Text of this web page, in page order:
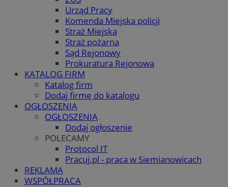
Urząd Pracy
Komenda Miejska policji
Straż Miejska
Straż pożarna
Sąd Rejonowy
Prokuratura Rejonowa
KATALOG FIRM
Katalog firm
Dodaj firmę do katalogu
OGŁOSZENIA
OGŁOSZENIA
Dodaj ogłoszenie
POLECAMY
Protocol IT
Pracuj.pl - praca w Siemianowicach
REKLAMA
WSPÓŁPRACA